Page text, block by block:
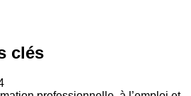
clés